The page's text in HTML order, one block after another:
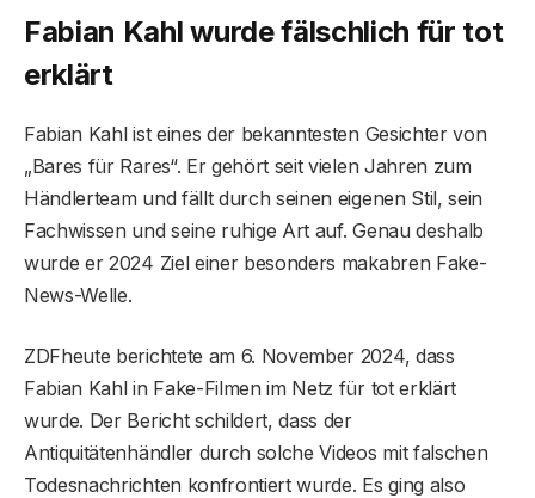
Fabian Kahl wurde fälschlich für tot
erklärt
Fabian Kahl ist eines der bekanntesten Gesichter von
„Bares für Rares“. Er gehört seit vielen Jahren zum
Händlerteam und fällt durch seinen eigenen Stil, sein
Fachwissen und seine ruhige Art auf. Genau deshalb
wurde er 2024 Ziel einer besonders makabren Fake-
News-Welle.
ZDFheute berichtete am 6. November 2024, dass
Fabian Kahl in Fake-Filmen im Netz für tot erklärt
wurde. Der Bericht schildert, dass der
Antiquitätenhändler durch solche Videos mit falschen
Todesnachrichten konfrontiert wurde. Es ging also